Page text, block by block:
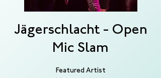
Jägerschlacht - Open
Mic Slam
Featured Artist